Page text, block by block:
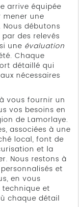
arrive équipée
une
débutons
des relevés
une évaluation
Chaque
détaillé qui
nécessaires
vous fournir un
vos besoins en
de Lamorlaye.
associées à une
local, font de
et la
Nous restons à
et
en vous
et
chaque détail